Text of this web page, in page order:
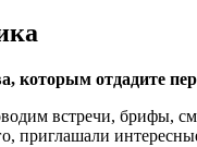
которым отдадите
встречи, брифы,
приглашали